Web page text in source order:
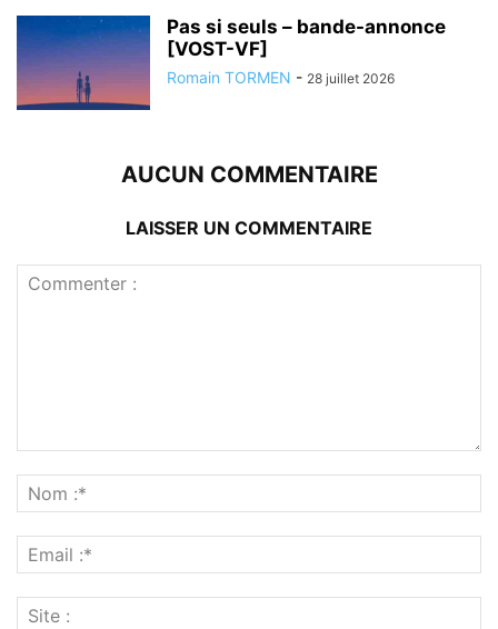
Pas si seuls – bande-annonce
[VOST-VF]
Romain TORMEN - 28 juillet 2026
AUCUN COMMENTAIRE
LAISSER UN COMMENTAIRE